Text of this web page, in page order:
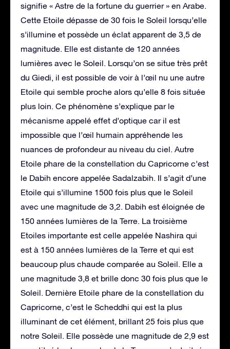
signifie « Astre de la fortune du guerrier » en Arabe.
Cette Etoile dépasse de 30 fois le Soleil lorsqu’elle
s’illumine et possède un éclat apparent de 3,5 de
magnitude. Elle est distante de 120 années
lumières avec le Soleil. Lorsqu’on se situe très prêt
du Giedi, il est possible de voir à l’œil nu une autre
Etoile qui semble proche alors qu’elle 8 fois située
plus loin. Ce phénomène s’explique par le
mécanisme appelé effet d’optique car il est
impossible que l’œil humain appréhende les
nuances de profondeur au niveau du ciel. Autre
Etoile phare de la constellation du Capricorne c’est
le Dabih encore appelée Sadalzabih. Il s’agit d’une
Etoile qui s’illumine 1500 fois plus que le Soleil
avec une magnitude de 3,2. Dabih est éloignée de
150 années lumières de la Terre. La troisième
Etoiles importante est celle appelée Nashira qui
est à 150 années lumières de la Terre et qui est
beaucoup plus chaude comparée au Soleil. Elle a
une magnitude 3,8 et brille donc 30 fois plus que le
Soleil. Dernière Etoile phare de la constellation du
Capricorne, c’est le Scheddhi qui est la plus
illuminant de cet élément, brillant 25 fois plus que
notre Soleil. Elle possède une magnitude de 2,9 est